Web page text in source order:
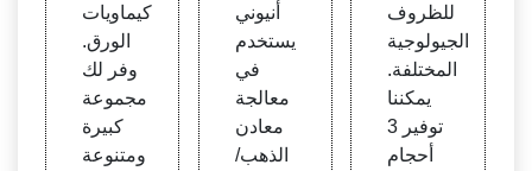
كيماويات
الورق.
وفر لك
مجموعة
كبيرة
ومتنوعة
أنيوني
يستخدم
في
معالجة
معادن
الذهب/
للظروف
الجيولوجية
المختلفة.
يمكننا
توفير 3
أحجام